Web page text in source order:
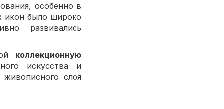
особенно в
икон было широко
развивались
коллекционную
искусства и
живописного слоя